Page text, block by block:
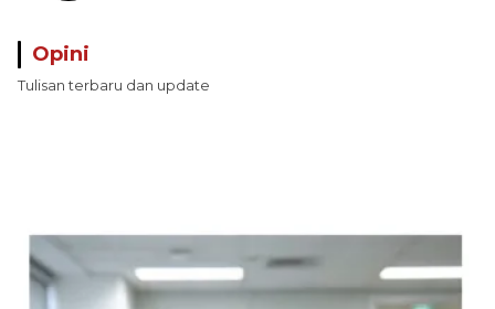
Opini
Tulisan terbaru dan update